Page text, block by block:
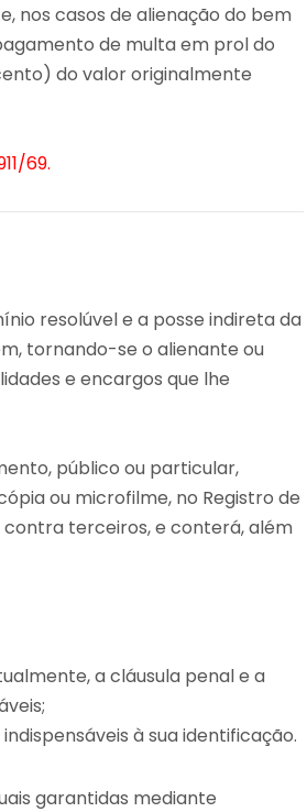
nos casos de alienação do bem
de multa em prol do
do valor originalmente
69.
resolúvel e a posse indireta da
tornando-se o alienante ou
e encargos que lhe
público ou particular,
ou microfilme, no Registro de
terceiros, e conterá, além
a cláusula penal e a
à sua identificação.
garantidas mediante